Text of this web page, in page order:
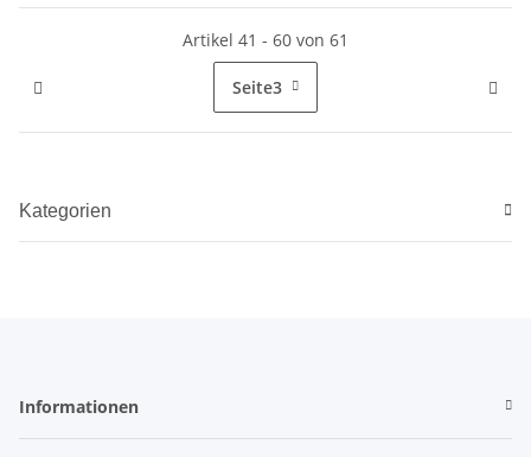
Artikel 41 - 60 von 61
Seite3
Kategorien
Informationen